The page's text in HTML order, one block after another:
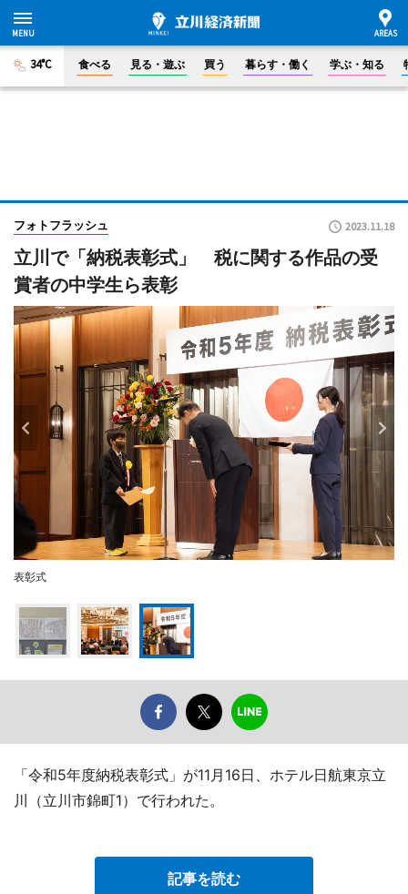
34°C 食べる 見る・遊ぶ 買う 暮らす・働く 学ぶ・知る
フォトフラッシュ 2023.11.18
立川で「納税表彰式」 税に関する作品の受
賞者の中学生ら表彰
表彰式
「令和5年度納税表彰式」が11月16日、ホテル日航東京立
川（立川市錦町1）で行われた。
記事を読む